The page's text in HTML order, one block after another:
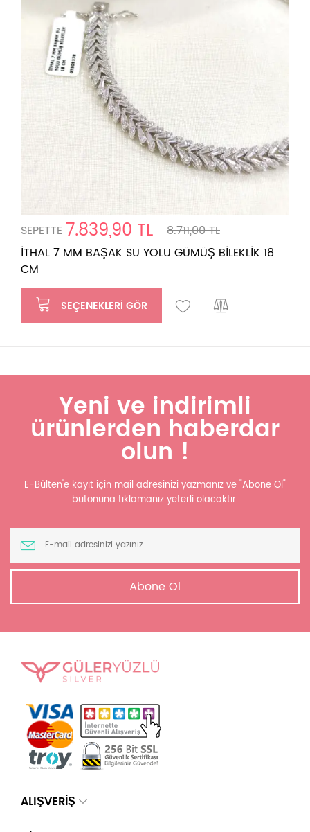
SEPETTE 7.839,90 TL
8.711,00 TL
İTHAL 7 MM BAŞAK SU YOLU GÜMÜŞ BİLEKLİK 18
CM
SEÇENEKLERI GÖR
Yeni ve indirimli
ürünlerden haberdar
olun !
E-Bülten'e kayıt için mail adresinizi yazmanız ve "Abone Ol"
butonuna tıklamanız yeterli olacaktır.
Abone Ol
ALIŞVERİŞ